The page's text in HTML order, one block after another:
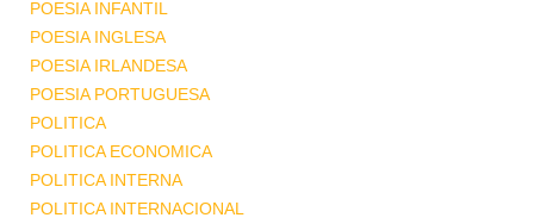
POESIA INFANTIL
POESIA INGLESA
POESIA IRLANDESA
POESIA PORTUGUESA
POLITICA
POLITICA ECONOMICA
POLITICA INTERNA
POLITICA INTERNACIONAL